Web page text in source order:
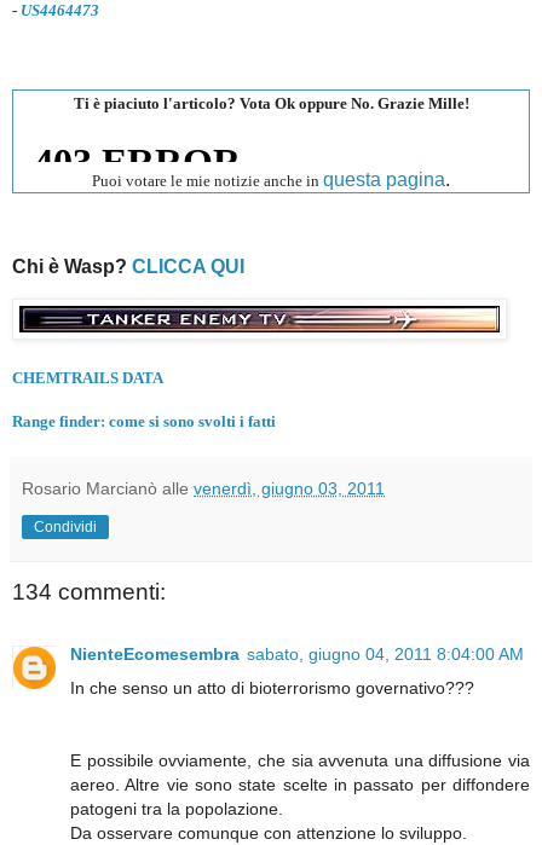
- US4464473
Ti è piaciuto l'articolo? Vota Ok oppure No. Grazie Mille!
Puoi votare le mie notizie anche in questa pagina.
Chi è Wasp? CLICCA QUI
CHEMTRAILS DATA
Range finder: come si sono svolti i fatti
Rosario Marcianò alle venerdì, giugno 03, 2011
Condividi
134 commenti:
NienteEcomesembra sabato, giugno 04, 2011 8:04:00 AM
In che senso un atto di bioterrorismo governativo???
E possibile ovviamente, che sia avvenuta una diffusione via
aereo. Altre vie sono state scelte in passato per diffondere
patogeni tra la popolazione.
Da osservare comunque con attenzione lo sviluppo.